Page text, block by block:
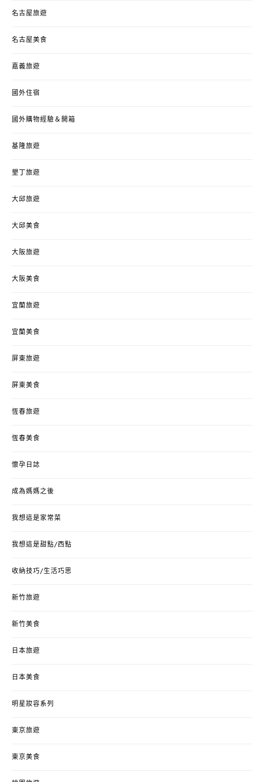
名古屋旅遊
名古屋美食
嘉義旅遊
國外住宿
國外購物經驗＆開箱
基隆旅遊
墾丁旅遊
大邱旅遊
大邱美食
大阪旅遊
大阪美食
宜蘭旅遊
宜蘭美食
屏東旅遊
屏東美食
恆春旅遊
恆春美食
懷孕日誌
成為媽媽之後
我想這是家常菜
我想這是甜點/西點
收納技巧/生活巧思
新竹旅遊
新竹美食
日本旅遊
日本美食
明星妝容系列
東京旅遊
東京美食